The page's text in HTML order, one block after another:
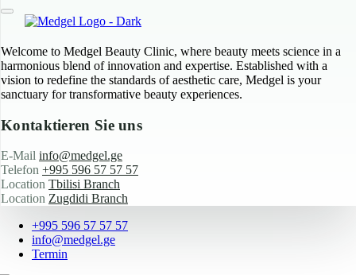
Welcome to Medgel Beauty Clinic, where beauty meets science in a
harmonious blend of innovation and expertise. Established with a
vision to redefine the standards of aesthetic care, Medgel is your
sanctuary for transformative beauty experiences.
Kontaktieren Sie uns
E-Mail info@medgel.ge
Telefon +995 596 57 57 57
Location Tbilisi Branch
Location Zugdidi Branch
+995 596 57 57 57
info@medgel.ge
Termin